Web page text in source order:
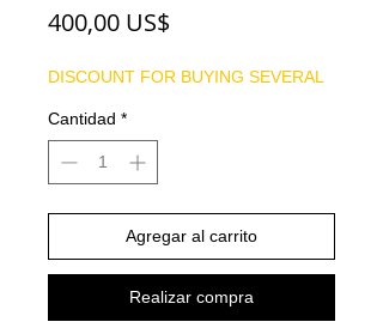
400,00 US$
DISCOUNT FOR BUYING SEVERAL
Cantidad *
Agregar al carrito
Realizar compra